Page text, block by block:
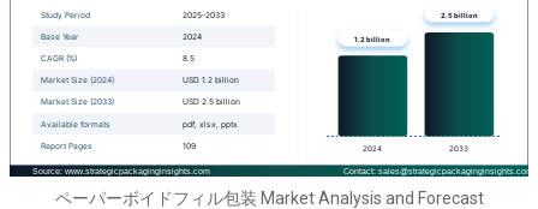
ペーパーボイドフィル包装 Market Analysis and Forecast